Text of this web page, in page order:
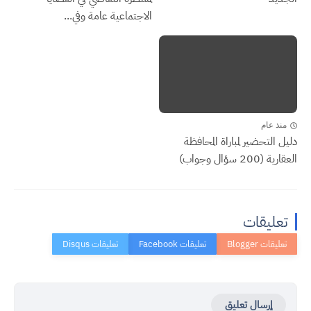
الاجتماعية عامة وفي...
منذ عام
دليل التحضير لمباراة المحافظة
العقارية (200 سؤال وجواب)
تعليقات
إرسال تعليق